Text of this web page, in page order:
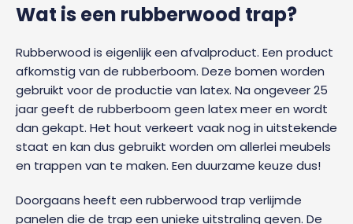
Wat is een rubberwood trap?
Rubberwood is eigenlijk een afvalproduct. Een product
afkomstig van de rubberboom. Deze bomen worden
gebruikt voor de productie van latex. Na ongeveer 25
jaar geeft de rubberboom geen latex meer en wordt
dan gekapt. Het hout verkeert vaak nog in uitstekende
staat en kan dus gebruikt worden om allerlei meubels
en trappen van te maken. Een duurzame keuze dus!
Doorgaans heeft een rubberwood trap verlijmde
panelen die de trap een unieke uitstraling geven. De